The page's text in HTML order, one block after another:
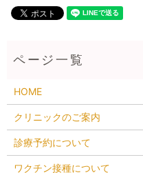
HOME
クリニックのご案内
診療予約について
ワクチン接種について